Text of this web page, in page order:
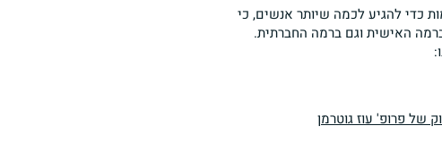
אלימות בחברה הערבית – ביטוי
גזעני ומכוער שצריך להעלם
מהעולם
כדי להגיע לכמה שיותר אנשים, כי
האישית וגם ברמה החברתית.
של פרופ' עוז גוטרמן